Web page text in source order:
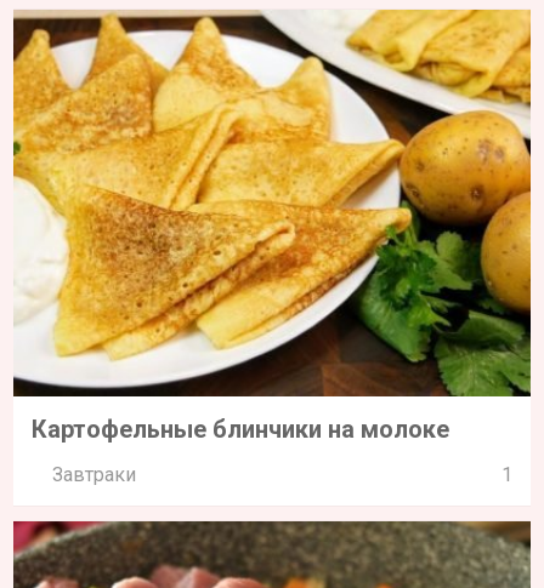
Картофельные блинчики на молоке
Завтраки 1